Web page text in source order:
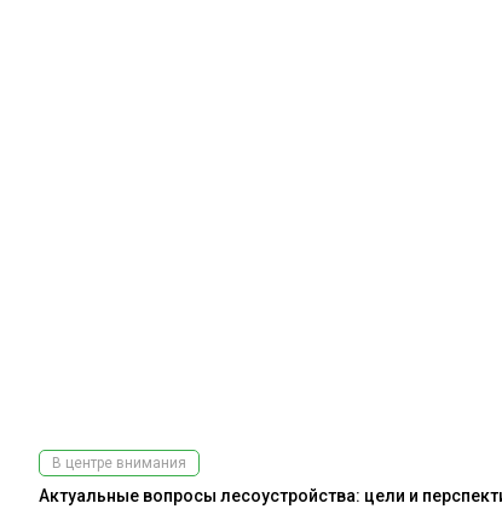
В центре внимания
Актуальные вопросы лесоустройства: цели и